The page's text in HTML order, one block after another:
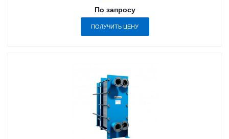
По запросу
ПОЛУЧИТЬ ЦЕНУ